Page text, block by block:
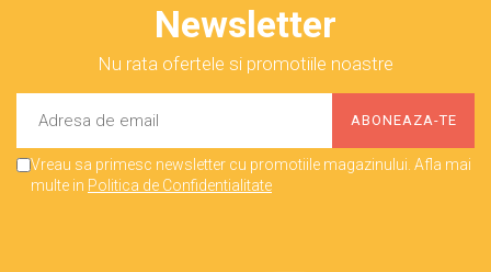
Newsletter
Nu rata ofertele si promotiile noastre
Vreau sa primesc newsletter cu promotiile magazinului. Afla mai
multe in Politica de Confidentialitate